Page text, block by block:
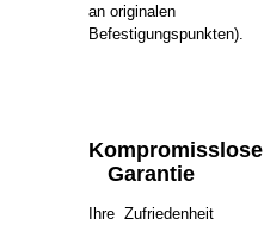
an originalen
Befestigungspunkten).
Kompromisslose
Garantie
Ihre Zufriedenheit